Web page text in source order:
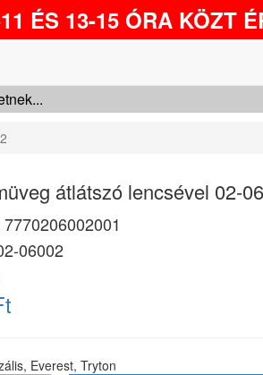
ÉS 13-15 ÓRA KÖZT
átlátszó lencsével 02-
7770206002001
06002
Everest, Tryton